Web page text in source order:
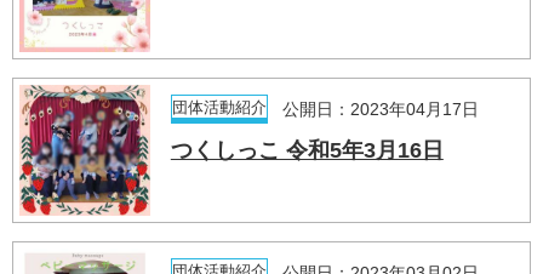
団体活動紹介 公開日：2023年04月17日
つくしっこ 令和5年3月16日